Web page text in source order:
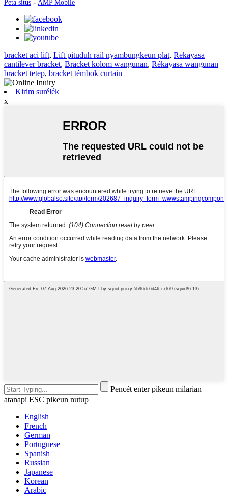
Peta situs - AMP Mobile
bracket aci lift, Lift pituduh rail nyambungkeun plat, Rekayasa
cantilever bracket, Bracket kolom wangunan, Rékayasa wangunan
bracket tetep, bracket témbok curtain
Kirim surélék
x
Pencét enter pikeun milarian
atanapi ESC pikeun nutup
English
French
German
Portuguese
Spanish
Russian
Japanese
Korean
Arabic